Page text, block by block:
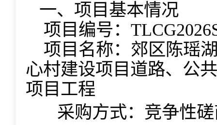
一、项目基本情况
项目编号：
项目名称： 郊区陈瑶
心村建设项目道路、公
项目工程
采购方式：竞争性